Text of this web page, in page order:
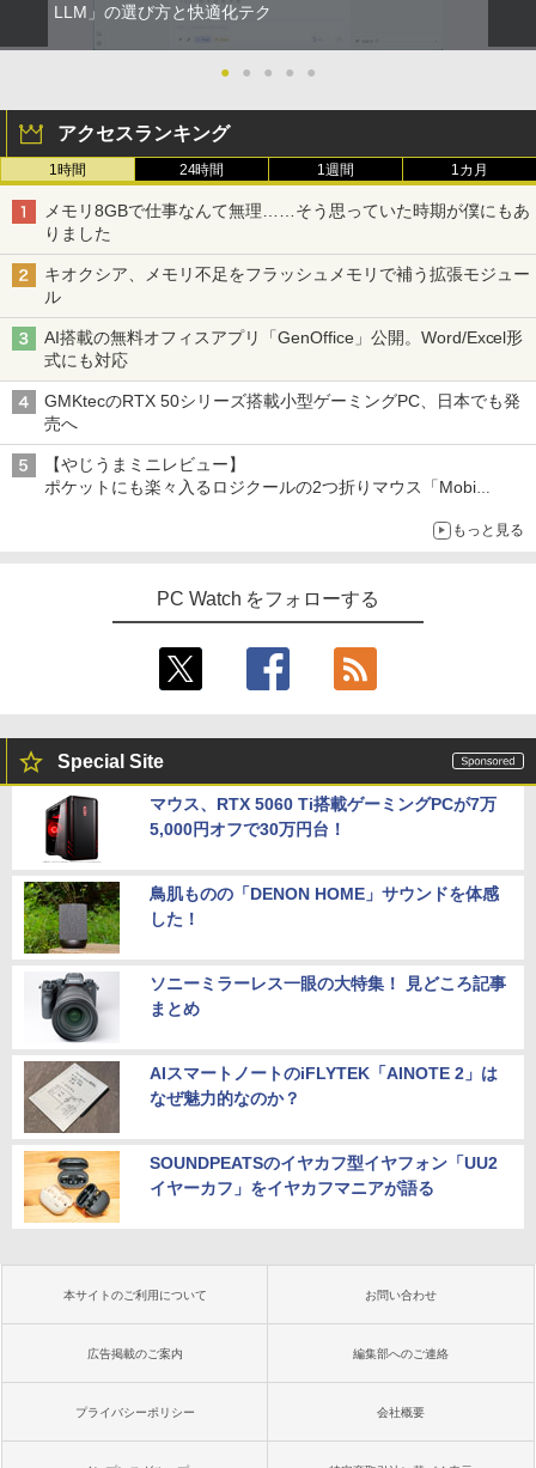
LLM」の選び方と快適化テク
● ● ● ● ●
アクセスランキング
1時間 24時間 1週間 1カ月
メモリ8GBで仕事なんて無理……そう思っていた時期が僕にもあ
りました
キオクシア、メモリ不足をフラッシュメモリで補う拡張モジュー
ル
AI搭載の無料オフィスアプリ「GenOffice」公開。Word/Excel形
式にも対応
GMKtecのRTX 50シリーズ搭載小型ゲーミングPC、日本でも発
売へ
【やじうまミニレビュー】
ポケットにも楽々入るロジクールの2つ折りマウス「Mobi
もっと見る
PC Watch をフォローする
Special Site
マウス、RTX 5060 Ti搭載ゲーミングPCが7万
5,000円オフで30万円台！
鳥肌ものの「DENON HOME」サウンドを体感
した！
ソニーミラーレス一眼の大特集！ 見どころ記事
まとめ
AIスマートノートのiFLYTEK「AINOTE 2」は
なぜ魅力的なのか？
SOUNDPEATSのイヤカフ型イヤフォン「UU2
イヤーカフ」をイヤカフマニアが語る
本サイトのご利用について お問い合わせ
広告掲載のご案内 編集部へのご連絡
プライバシーポリシー 会社概要